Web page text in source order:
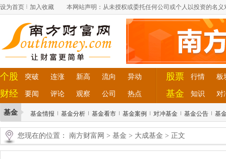
设为首页 加入收藏 本网站声明：从未授权或委托任何公司或个人以投资的名
个股 突破 连涨 新高 流向 异动
财经 要闻 评论 观察 公司 热点
股票 行情 板
基金 知识 对
基金 基金情报 基金分析 基金看市 基金案例 对冲基金 基金公告 基
您现在的位置： 南方财富网 > 基金 > 大成基金 > 正文